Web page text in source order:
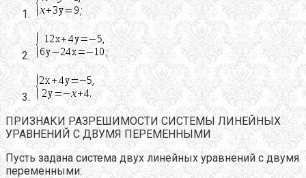
ПРИЗНАКИ РАЗРЕШИМОСТИ СИСТЕМЫ ЛИНЕЙНЫХ
УРАВНЕНИЙ С ДВУМЯ ПЕРЕМЕННЫМИ
Пусть задана система двух линейных уравнений с двумя
переменными: